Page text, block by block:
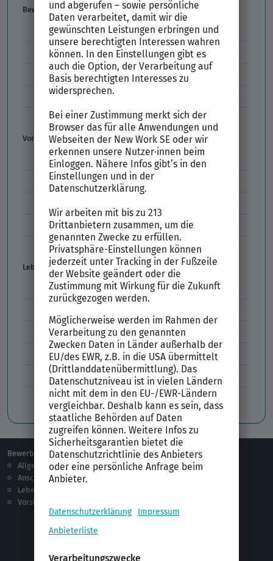
Bewerbung
E-Mail-Bewerbung
Anlagen und Zeugnisse
Initiativbewerbung
Interne Bewerbung
Empfehlungsschreiben
Vorstellungsgespräch
Vorstellungsgespräch Fragen
Schwächen im Vorstellungsgespräch
Vorbereitung Vorstellungsgespräch
Vorstellungsgespräch per Skype
Lebenslauf
Lebenslauf Aufbau und Inhalt
Lebenslauf Englisch Résumé
Lücken im Lebenslauf
Tabellarischer Lebenslauf
Professionelles Bewerbungsfoto
Bewerben
Allgemeines
Anschreiben
Lebenslauf
Vorstellungsgespräch
Berufsorientierung
Ausbildung
Jobprofile